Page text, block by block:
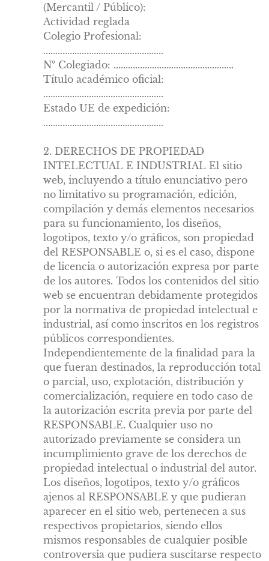
(Mercantil / Público):
Actividad reglada
Colegio Profesional:
..................................................
Nº Colegiado: ..................................................
Título académico oficial:
..................................................
Estado UE de expedición:
..................................................
2. DERECHOS DE PROPIEDAD
INTELECTUAL E INDUSTRIAL El sitio
web, incluyendo a título enunciativo pero
no limitativo su programación, edición,
compilación y demás elementos necesarios
para su funcionamiento, los diseños,
logotipos, texto y/o gráficos, son propiedad
del RESPONSABLE o, si es el caso, dispone
de licencia o autorización expresa por parte
de los autores. Todos los contenidos del sitio
web se encuentran debidamente protegidos
por la normativa de propiedad intelectual e
industrial, así como inscritos en los registros
públicos correspondientes.
Independientemente de la finalidad para la
que fueran destinados, la reproducción total
o parcial, uso, explotación, distribución y
comercialización, requiere en todo caso de
la autorización escrita previa por parte del
RESPONSABLE. Cualquier uso no
autorizado previamente se considera un
incumplimiento grave de los derechos de
propiedad intelectual o industrial del autor.
Los diseños, logotipos, texto y/o gráficos
ajenos al RESPONSABLE y que pudieran
aparecer en el sitio web, pertenecen a sus
respectivos propietarios, siendo ellos
mismos responsables de cualquier posible
controversia que pudiera suscitarse respecto